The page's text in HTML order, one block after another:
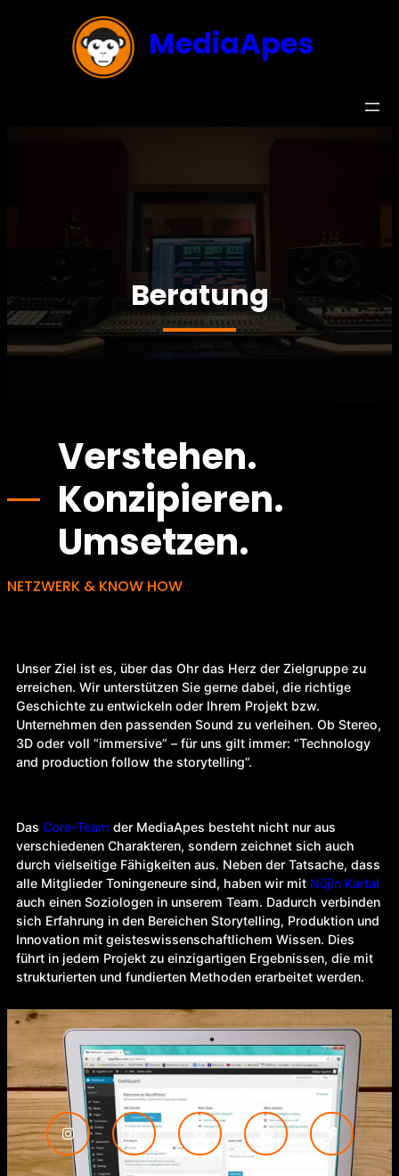
MediaApes
Beratung
Verstehen.
Konzipieren.
Umsetzen.
NETZWERK & KNOW HOW
Unser Ziel ist es, über das Ohr das Herz der Zielgruppe zu
erreichen. Wir unterstützen Sie gerne dabei, die richtige
Geschichte zu entwickeln oder Ihrem Projekt bzw.
Unternehmen den passenden Sound zu verleihen. Ob Stereo,
3D oder voll “immersive” – für uns gilt immer: “Technology
and production follow the storytelling”.
Das Core-Team der MediaApes besteht nicht nur aus
verschiedenen Charakteren, sondern zeichnet sich auch
durch vielseitige Fähigkeiten aus. Neben der Tatsache, dass
alle Mitglieder Toningeneure sind, haben wir mit Nûjîn Kartal
auch einen Soziologen in unserem Team. Dadurch verbinden
sich Erfahrung in den Bereichen Storytelling, Produktion und
Innovation mit geisteswissenschaftlichem Wissen. Dies
führt in jedem Projekt zu einzigartigen Ergebnissen, die mit
strukturierten und fundierten Methoden erarbeitet werden.